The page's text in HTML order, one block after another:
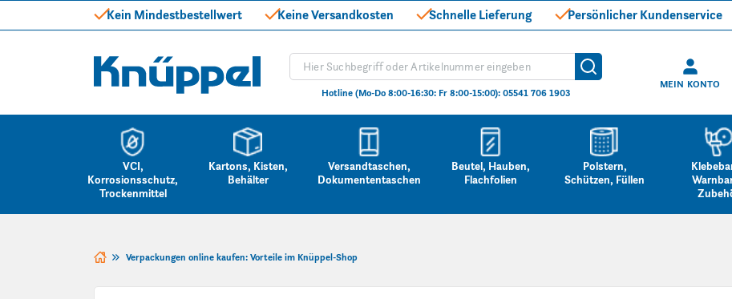
Kein Mindestbestellwert Keine Versandkosten Schnelle Lieferung Persönlicher Kundenservice
Knüppel
Produkt suchen
Suche
Hotline (Mo-Do 8:00-16:30: Fr 8:00-15:00): 05541 706 1903
MEIN KONTO
VCI,
Korrosionsschutz,
Trockenmittel
Kartons, Kisten,
Behälter
Versandtaschen,
Dokumententaschen
Beutel, Hauben,
Flachfolien
Polstern,
Schützen, Füllen
Verpackungen online kaufen: Vorteile im Knüppel-Shop